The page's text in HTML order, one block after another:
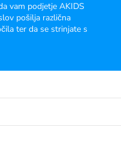
vam podjetje AKIDS
pošilja različna
ter da se strinjate s